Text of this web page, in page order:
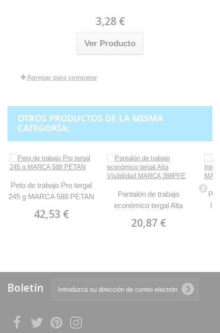
3,28 €
Ver Producto
Agregar para comparar
OTROS PRODUCTOS DE LA MISMA
CATEGORÍA:
Peto de trabajo Pro tergal
245 g MARCA 588 PETAN
42,53 €
Pantalón de trabajo
económico tergal Alta
388PFE
20,87 €
Boletín